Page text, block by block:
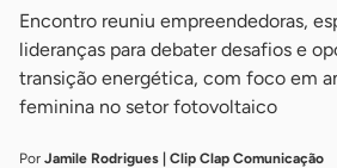
Encontro reuniu empreendedoras,
lideranças para debater desafios e
transição energética, com foco em
feminina no setor fotovoltaico
Por Jamile Rodrigues | Clip Clap Comunicação